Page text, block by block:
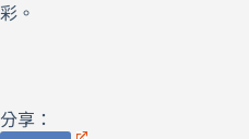
彩。
分享：